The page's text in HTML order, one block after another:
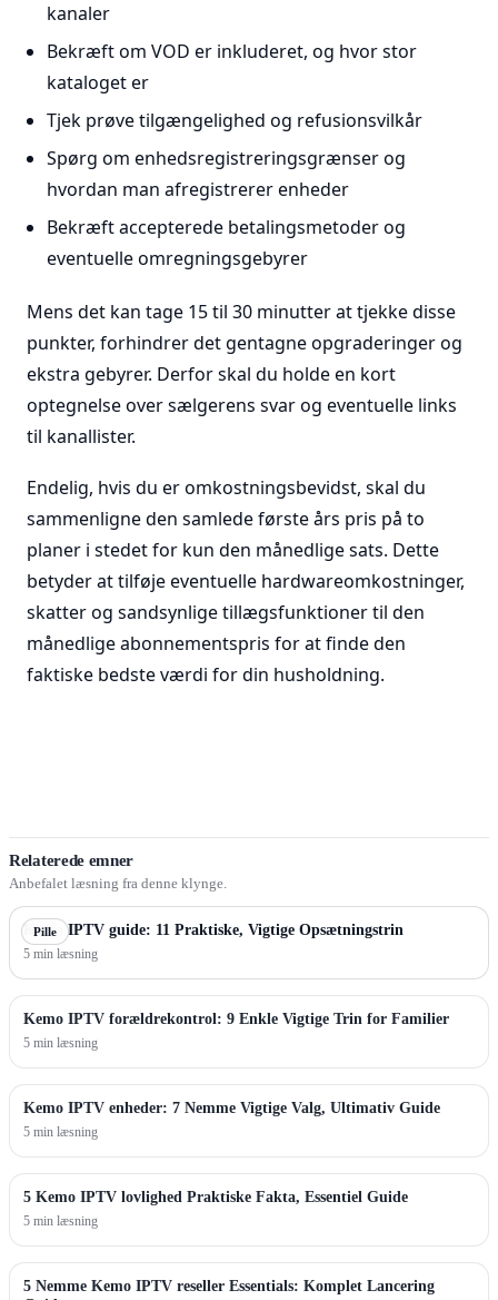
kanaler
Bekræft om VOD er inkluderet, og hvor stor
kataloget er
Tjek prøve tilgængelighed og refusionsvilkår
Spørg om enhedsregistreringsgrænser og
hvordan man afregistrerer enheder
Bekræft accepterede betalingsmetoder og
eventuelle omregningsgebyrer
Mens det kan tage 15 til 30 minutter at tjekke disse
punkter, forhindrer det gentagne opgraderinger og
ekstra gebyrer. Derfor skal du holde en kort
optegnelse over sælgerens svar og eventuelle links
til kanallister.
Endelig, hvis du er omkostningsbevidst, skal du
sammenligne den samlede første års pris på to
planer i stedet for kun den månedlige sats. Dette
betyder at tilføje eventuelle hardwareomkostninger,
skatter og sandsynlige tillægsfunktioner til den
månedlige abonnementspris for at finde den
faktiske bedste værdi for din husholdning.
Relaterede emner
Anbefalet læsning fra denne klynge.
Pille
Kemo IPTV guide: 11 Praktiske, Vigtige Opsætningstrin
5 min læsning
Kemo IPTV forældrekontrol: 9 Enkle Vigtige Trin for Familier
5 min læsning
Kemo IPTV enheder: 7 Nemme Vigtige Valg, Ultimativ Guide
5 min læsning
5 Kemo IPTV lovlighed Praktiske Fakta, Essentiel Guide
5 min læsning
5 Nemme Kemo IPTV reseller Essentials: Komplet Lancering